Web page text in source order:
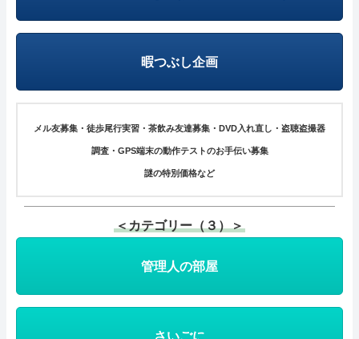
暇つぶし企画
メル友募集・徒歩尾行実習・茶飲み友達募集・DVD入れ直し・盗聴盗撮器
調査・GPS端末の動作テストのお手伝い募集
謎の特別価格など
＜カテゴリー（３）＞
管理人の部屋
さいごに